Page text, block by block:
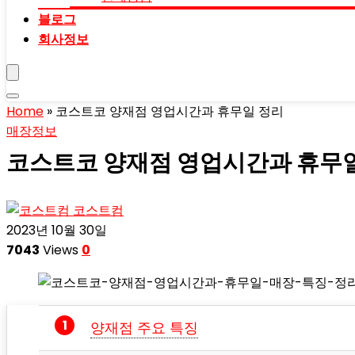
블로그
회사정보
Home » 코스트코 양재점 영업시간과 휴무일 정리
매장정보
코스트코 양재점 영업시간과 휴무
코스트컴
2023년 10월 30일
7043 Views 0
양재점 주요 특징